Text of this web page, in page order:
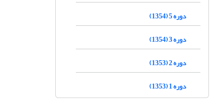
دوره 5 (1354)
دوره 3 (1354)
دوره 2 (1353)
دوره 1 (1353)